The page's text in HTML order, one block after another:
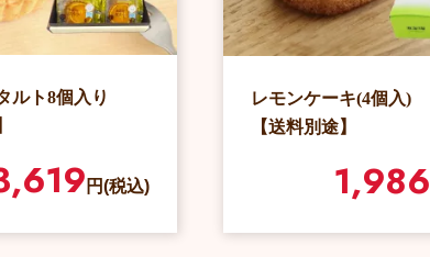
ルト8個入り
円(税込)
レモンケーキ(4個入)
【送料別途】
1,986